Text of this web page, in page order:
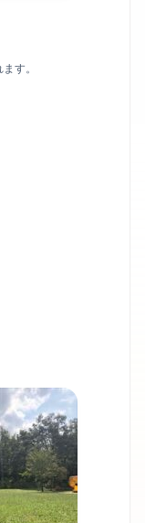
す。